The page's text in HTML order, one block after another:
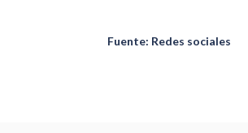
Fuente: Redes sociales